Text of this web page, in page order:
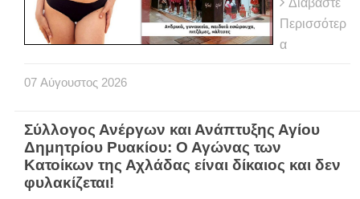
Περισσότερ
α
07 Αύγουστος 2026
Σύλλογος Ανέργων και Ανάπτυξης Αγίου
Δημητρίου Ρυακίου: Ο Αγώνας των
Κατοίκων της Αχλάδας είναι δίκαιος και δεν
φυλακίζεται!